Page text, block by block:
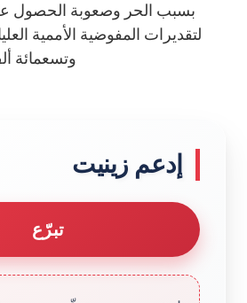
بسبب الحر وصعوبة الحصول
لتقديرات المفوضية الأممية
وتسعمائة
إدعم زينيت
تبرّع